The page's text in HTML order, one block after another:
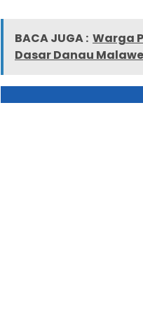
BACA JUGA : Warga
Dasar Danau